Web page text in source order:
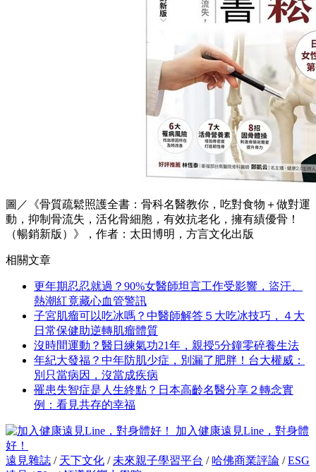
圖／《骨質疏鬆照護全書：骨科名醫教你，吃對食物＋做對運
動，抑制骨流失，活化骨細胞，有效抗老化，擁有績優骨！
（暢銷新版）》，作者：太田博明，方言文化出版
相關文章
更年期忍忍就過？90%女醫師坦言工作受影響，盜汗、
熱潮紅竟藏心血管警訊
子宮肌瘤可以吃冰嗎？中醫師解答５大吃冰技巧，４大
日常保健助逆轉肌瘤體質
沒時間運動？醫日練氣功21年，親授5分鐘零碎養生法
年紀大發福？中年防肌少症，別漏了肥胖！台大權威：
別只當病因，沒當成疾病
罹患失智症是人生終點？日本高齡名醫分享２轉念實
例：看見共存的幸福
加入健康遠見Line，對身體
好！
遠見雜誌 / 天下文化 /未來親子學習平台 / 哈佛商業評論 /ESG